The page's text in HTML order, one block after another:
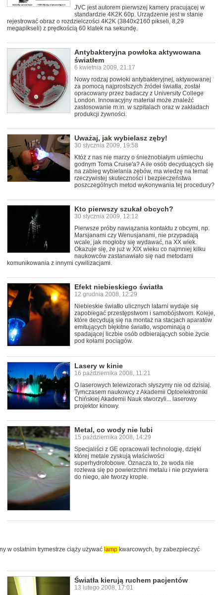
JVC jest autorem pierwszej kamery pracującej w
standardzie 4K2K 60p. Urządzenie jest w stanie
rejestrować obraz o rozdzielczości 4K2K (3840x2160 pikseli, 8,29
megapikseli) z prędkością 60 klatek na sekundę.
Antybakteryjna powłoka aktywowana
światłem
6 kwietnia 2009, 21:17
Nowy rodzaj powłoki antybakteryjnej, aktywowanej
za pomocą najprostszych źródeł światła, został
opracowany przez badaczy z University College
London. Innowacyjny materiał może znaleźć
zastosowanie m.in. w szpitalach oraz w zakładach
produkcji żywności.
Uważaj, jak wybielasz zęby!
30 stycznia 2009, 19:58
Któż z nas nie marzy o śnieżnobiałym uśmiechu
godnym Toma Cruise'a? A ile osób decyduących się
na zabieg wybielania zębów, ma wiedzę na temat
rzeczywistej skuteczności i bezpieczeństwa
poszczególnych metod wykonywania tej procedury?
Kto pierwszy szukał obcych?
30 stycznia 2009, 12:12
Pierwsze próby nawiązania kontaktu z obcymi, np.
Marsjanami czy Wenusjanami, nie przypadają
wcale, jak mogłoby się wydawać, na XX wiek.
Okazuje się, że już w XIX wieku co najmniej kilku
naukowców zastanawiało się nad metodami
komunikowania z innymi cywilizacjami.
Efekt niebieskiego światła
12 grudnia 2008, 12:29
Niebieskie światło ulicznych latarni wydaje się
zapobiegać przestępstwom i samobójstwom. Koleje,
które decydują się na montaż na stacjach aparatów
emitujących błękitne światło, wspominają o
spadającej liczbie osób odbierających sobie życie
pod kołami pociągów.
Lasery w kinie
16 października 2008, 11:21
O laserowych telewizorach słyszymy nie od dzisiaj.
Tymczasem naukowcy z Akademii Optoelektroniki
Chińskiej Akademii Nauk stworzyli... laserowy
projektor kinowy.
Metal, co wody nie lubi
15 października 2008, 14:29
Specjaliści z GE opracowali technologię, dzięki
której metale zyskują właściwości
superhydrofobowe. Oznacza to, że woda nie
rozlewa się po powierzchni metalu i nie przywiera
do niego, ale tworzy krople.
w ostatnim trymestrze ciąży używać lamp kwarcowych, by zabezpieczyć
Światła kierują ruchem pacjentów
13 lutego 2008, 17:01